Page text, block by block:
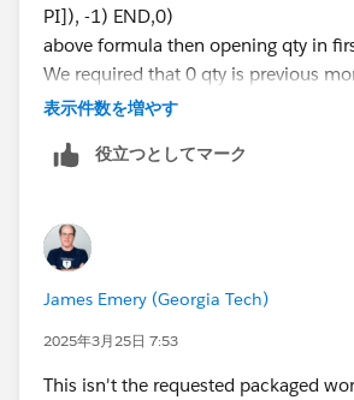
PI]), -1) END,0)
above formula then opening qty in
We required that 0 qty is previous
表示件数を増やす
役立つとしてマーク
James Emery (Georgia Tech)
2025年3月25日 7:53
This isn't the requested packaged